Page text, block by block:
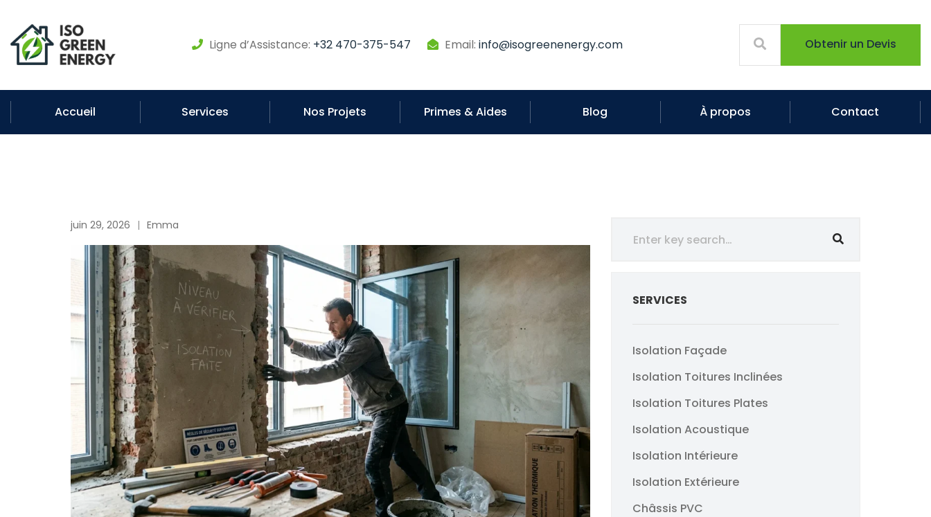
Ligne d’Assistance: +32 470-375-547 Email: info@isogreenenergy.com Obtenir un Devis
Accueil Services Nos Projets Primes & Aides Blog À propos Contact
juin 29, 2026 Emma
SERVICES
Isolation Façade
Isolation Toitures Inclinées
Isolation Toitures Plates
Isolation Acoustique
Isolation Intérieure
Isolation Extérieure
Châssis PVC